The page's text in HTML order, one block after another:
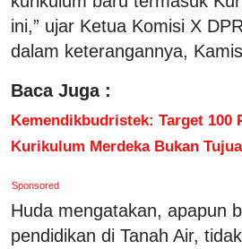
ini,” ujar Ketua Komisi X
dalam keterangannya,
Baca Juga :
Kemendikbudristek: Target 100
Kurikulum Merdeka Bukan
Sponsored
Huda mengatakan, apapun
pendidikan di Tanah Air,